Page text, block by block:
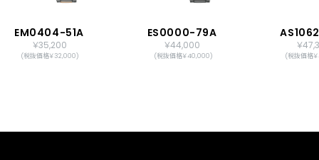
EM0404-51A
￥35,200
(税抜価格￥32,000)
ES0000-79A
￥44,000
(税抜価格￥40,000)
￥
(税抜価格